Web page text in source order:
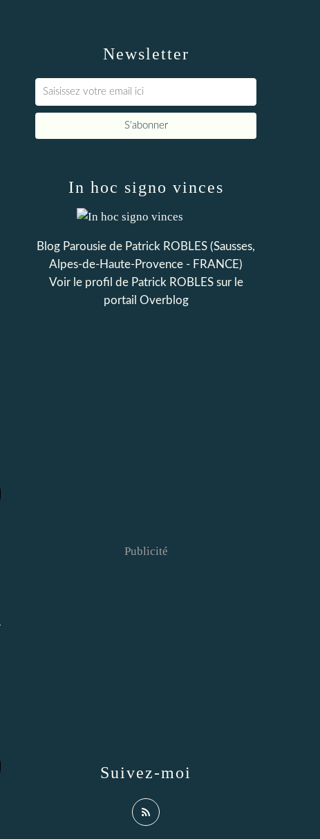
Newsletter
In hoc signo vinces
Blog Parousie de Patrick ROBLES (Sausses,
Alpes-de-Haute-Provence - FRANCE)
Voir le profil de Patrick ROBLESsur le
portail Overblog
Suivez-moi
Publicité